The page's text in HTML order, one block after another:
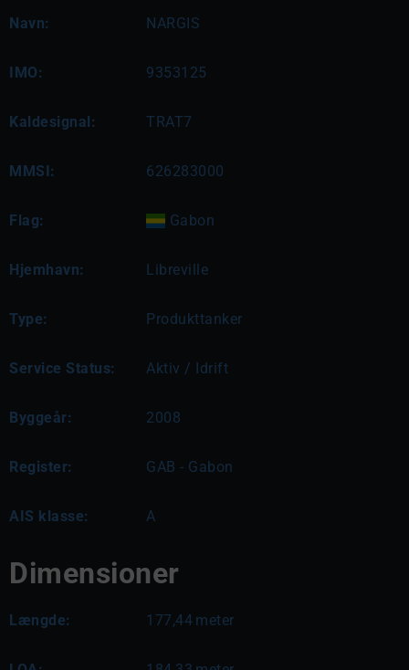
Navn: NARGIS
IMO: 9353125
Kaldesignal: TRAT7
MMSI: 626283000
Flag: Gabon
Hjemhavn: Libreville
Type: Produkttanker
Service Status: Aktiv / Idrift
Byggeår: 2008
Register: GAB - Gabon
AIS klasse: A
Dimensioner
Længde: 177,44 meter